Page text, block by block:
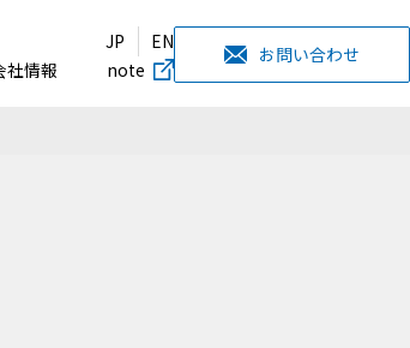
JP
EN
社情報 note
お問い合わせ